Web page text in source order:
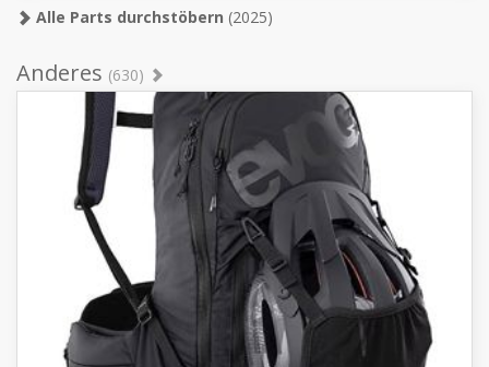
Alle Parts durchstöbern (2025)
Anderes (630)